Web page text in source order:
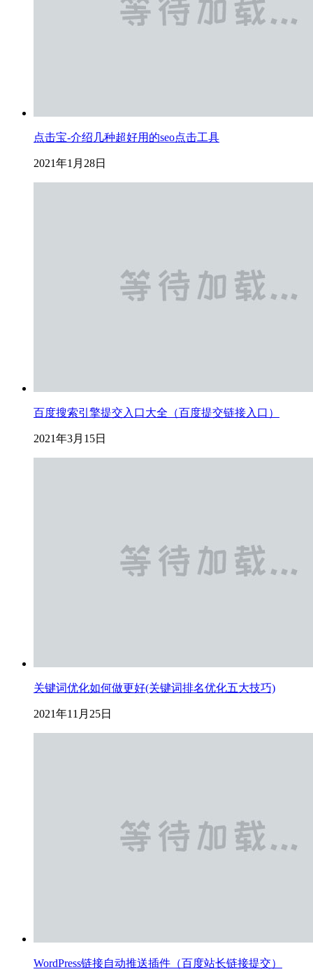
点击宝-介绍几种超好用的seo点击工具
2021年1月28日
百度搜索引擎提交入口大全（百度提交链接入口）
2021年3月15日
关键词优化如何做更好(关键词排名优化五大技巧)
2021年11月25日
WordPress链接自动推送插件（百度站长链接提交）